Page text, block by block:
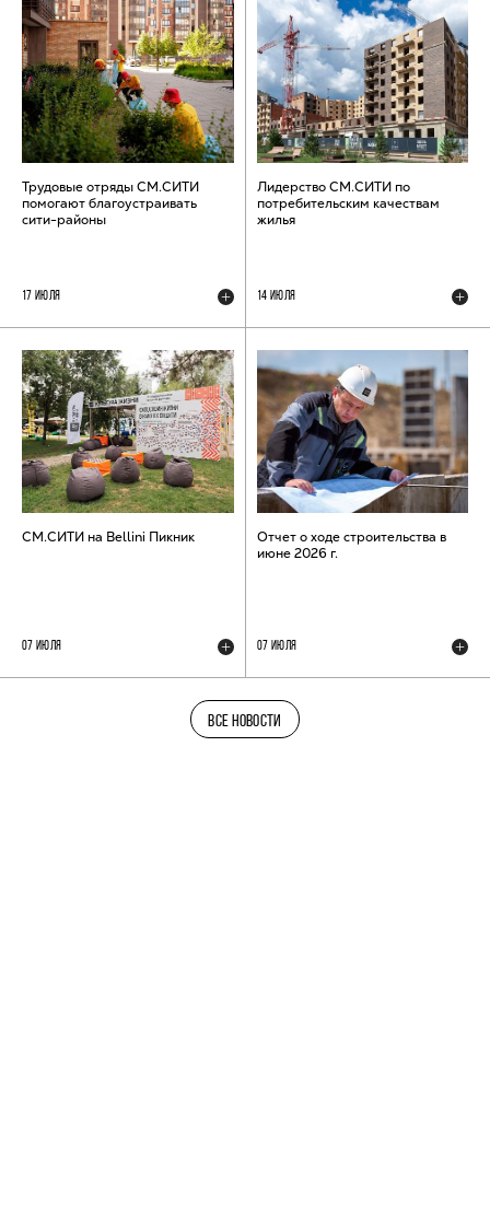
Трудовые отряды СМ.СИТИ
помогают благоустраивать
сити-районы
17 ИЮЛЯ
Лидерство СМ.СИТИ по
потребительским качествам
жилья
14 ИЮЛЯ
СМ.СИТИ на Bellini Пикник
07 ИЮЛЯ
Отчет о ходе строительства в
июне 2026 г.
07 ИЮЛЯ
ВСЕ НОВОСТИ